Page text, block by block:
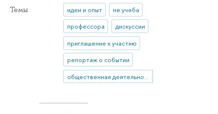
Темы идеи и опыт
не учеба
профессора
дискуссии
приглашение к участию
репортаж о событии